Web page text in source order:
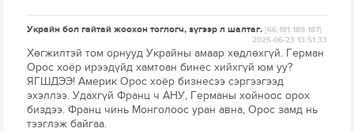
Украйн бол гайтай жоохон тоглогч, зүгээр л шалтаг.[66.181.189.187]
2025-06-23 13:51:33
Хөгжилтэй том орнууд Украйны амаар хөдлөхгүй. Герман
Орос хоёр ирээдүйд хамтоан бинес хийхгүй юм уу?
ЯГШДЭЭ! Америк Орос хоёр бизнесээ сэргээгээд
эхэллээ. Удахгүй Франц ч АНУ, Германы хойноос орох
биздээ. Франц чинь Монголоос уран авна, Орос замд нь
тээглэж байгаа.